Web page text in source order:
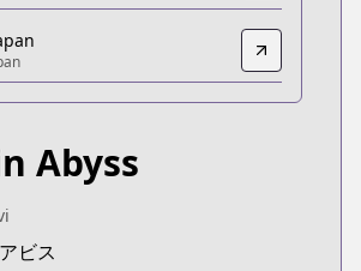
planet.com/manga/made-in-
Abyss
ビス